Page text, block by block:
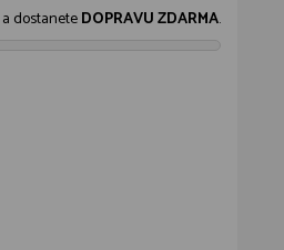
a dostaneteDOPRAVU ZDARMA.